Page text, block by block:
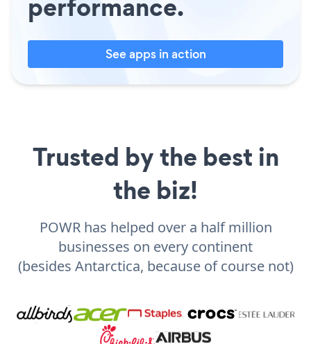
performance.
See apps in action
Trusted by the best in
the biz!
POWR has helped over a half million
businesses on every continent
(besides Antarctica, because of course not)